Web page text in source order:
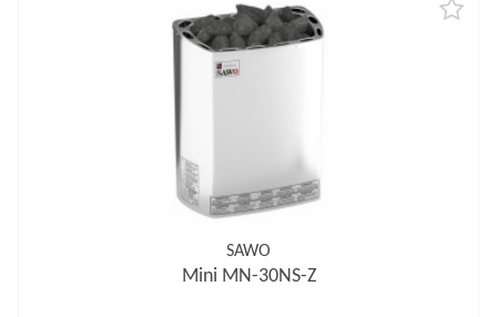
SAWO
Mini MN-30NS-Z